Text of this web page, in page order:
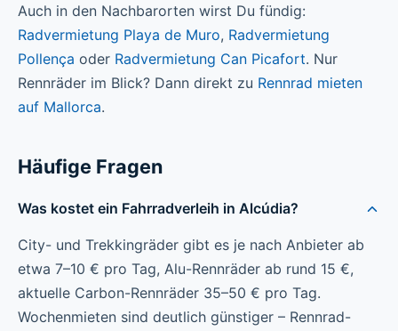
Auch in den Nachbarorten wirst Du fündig:
Radvermietung Playa de Muro, Radvermietung
Pollença oder Radvermietung Can Picafort. Nur
Rennräder im Blick? Dann direkt zu Rennrad mieten
auf Mallorca.
Häufige Fragen
Was kostet ein Fahrradverleih in Alcúdia?
City- und Trekkingräder gibt es je nach Anbieter ab
etwa 7–10 € pro Tag, Alu-Rennräder ab rund 15 €,
aktuelle Carbon-Rennräder 35–50 € pro Tag.
Wochenmieten sind deutlich günstiger – Rennrad-